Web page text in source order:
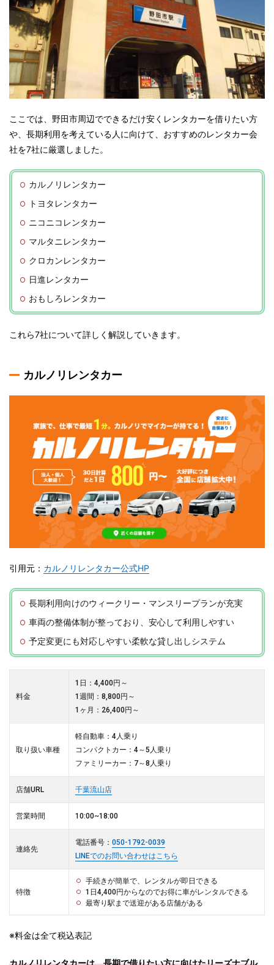
ここでは、野田市周辺でできるだけ安くレンタカーを借りたい方
や、長期利用を考えている人に向けて、おすすめのレンタカー会
社を7社に厳選しました。
カルノリレンタカー
トヨタレンタカー
ニコニコレンタカー
マルタニレンタカー
クロカンレンタカー
日進レンタカー
おもしろレンタカー
これら7社について詳しく解説していきます。
カルノリレンタカー
引用元： カルノリレンタカー公式HP
長期利用向けのウィークリー・マンスリープランが充実
車両の整備体制が整っており、安心して利用しやすい
予定変更にも対応しやすい柔軟な貸し出しシステム
料金
1日：4,400円～
1週間：8,800円～
1ヶ月：26,400円～
取り扱い車種
軽自動車：4人乗り
コンパクトカー：4～5人乗り
ファミリーカー：7～8人乗り
店舗URL 千葉流山店
営業時間 10:00~18:00
連絡先
電話番号： 050-1792-0039
LINEでのお問い合わせはこちら
特徴
手続きが簡単で、レンタルが即日できる
1日4,400円からなのでお得に車がレンタルできる
最寄り駅まで送迎がある店舗がある
※料金は全て税込表記
カルノリレンタカーは、長期で借りたい方に向けたリーズナブル